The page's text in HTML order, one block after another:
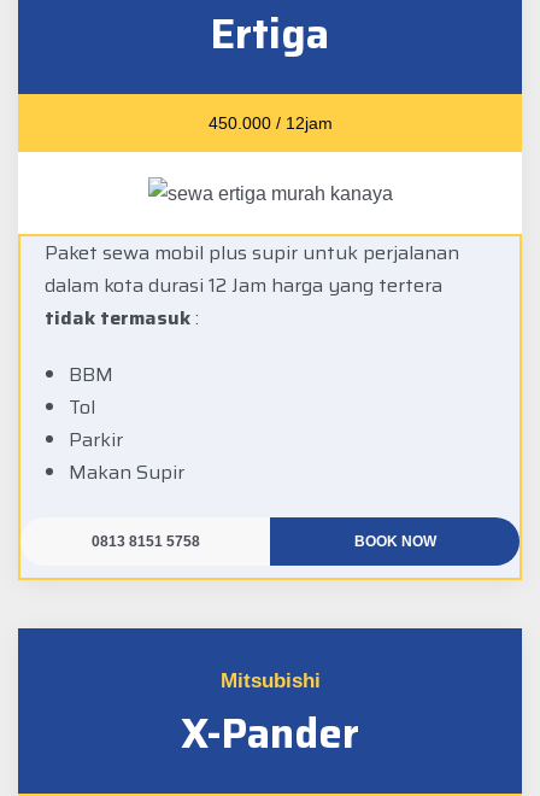
Ertiga
450.000 / 12jam
Paket sewa mobil plus supir untuk perjalanan
dalam kota durasi 12 Jam harga yang tertera
tidak termasuk:
BBM
Tol
Parkir
Makan Supir
0813 8151 5758 BOOK NOW
Mitsubishi
X-Pander